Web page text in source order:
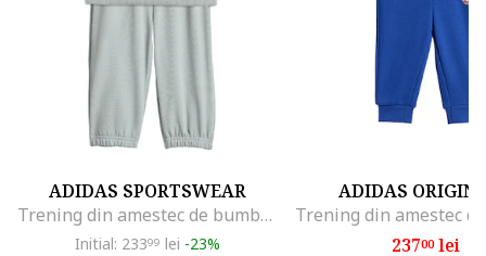
ADIDAS SPORTSWEAR
Trening din amestec de bumbac cu imprimeu grafic pe spate, Verde pal
Initial: 23399 lei -23%
ADIDAS
23700lei